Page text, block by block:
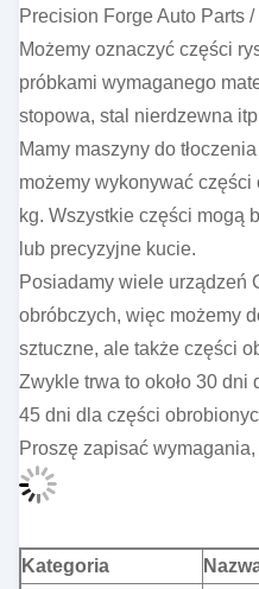
Precision Forge Auto Parts
Możemy oznaczyć części
próbkami wymaganego
stopowa, stal nierdzewna
Mamy maszyny do
możemy wykonywać
kg. Wszystkie części mogą
lub precyzyjne kucie.
Posiadamy wiele urządzeń
obróbczych, więc możemy
sztuczne, ale także części
Zwykle trwa to około 30 dni
45 dni dla części
Proszę zapisać wymagania,
Kategoria